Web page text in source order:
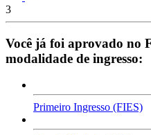
3
Você já foi aprovado no
modalidade de ingresso:
Primeiro Ingresso (FIES)